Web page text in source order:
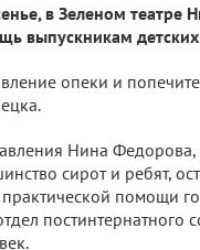
в Зеленом театре
выпускникам
опеки и
Нина
сирот и ребят,
помощи
постинтернатного